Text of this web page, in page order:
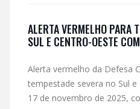
ALERTA VERMELHO PARA
SUL E CENTRO-OESTE
Alerta vermelho da Defesa
tempestade severa no Sul
17 de novembro de 2025,